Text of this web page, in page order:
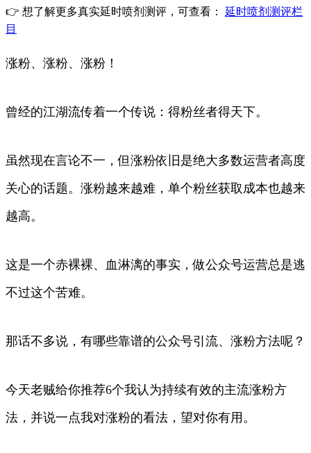
👉 想了解更多真实延时喷剂测评，可查看： 延时喷剂测评栏
目
涨粉、涨粉、涨粉！
曾经的江湖流传着一个传说：得粉丝者得天下。
虽然现在言论不一，但涨粉依旧是绝大多数运营者高度
关心的话题。涨粉越来越难，单个粉丝获取成本也越来
越高。
这是一个赤裸裸、血淋漓的事实，做公众号运营总是逃
不过这个苦难。
那话不多说，有哪些靠谱的公众号引流、涨粉方法呢？
今天老贼给你推荐6个我认为持续有效的主流涨粉方
法，并说一点我对涨粉的看法，望对你有用。